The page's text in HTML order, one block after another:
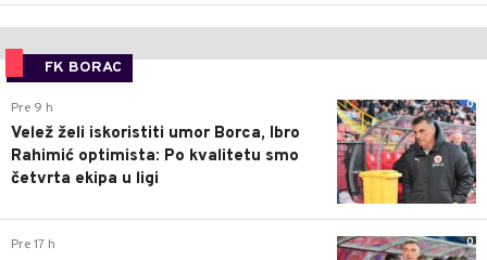
FK BORAC
0
Pre 9 h
Velež želi iskoristiti umor Borca, Ibro
Rahimić optimista: Po kvalitetu smo
četvrta ekipa u ligi
0
Pre 17 h